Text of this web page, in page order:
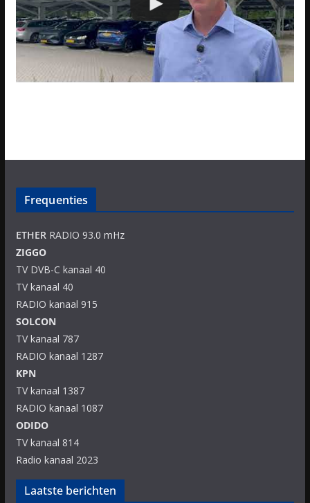
Frequenties
ETHERRADIO 93.0 mHz
ZIGGO
TV DVB-C kanaal 40
TV kanaal 40
RADIO kanaal 915
SOLCON
TV kanaal 787
RADIO kanaal 1287
KPN
TV kanaal 1387
RADIO kanaal 1087
ODIDO
TV kanaal 814
Radio kanaal 2023
Laatste berichten